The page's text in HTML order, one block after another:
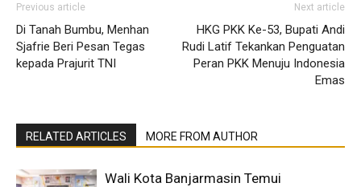
Previous article
Di Tanah Bumbu, Menhan
Sjafrie Beri Pesan Tegas
kepada Prajurit TNI
Next article
HKG PKK Ke-53, Bupati Andi
Rudi Latif Tekankan Penguatan
Peran PKK Menuju Indonesia
Emas
RELATED ARTICLES MORE FROM AUTHOR
Wali Kota Banjarmasin Temui